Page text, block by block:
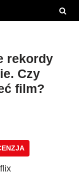
rekordy
Czy
film?